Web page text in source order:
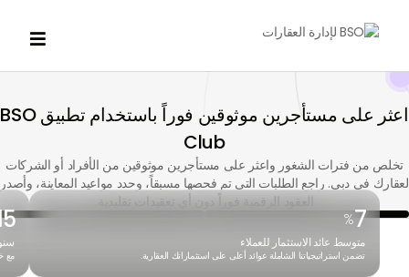

اعثر على مستأجرين موثوقين فوراً باستخدام تطبيق BSO
Club
تخلص من فترات الشغور واعثر على مستأجرين موثوقين من الأفراد أو الشركات
لعقارك في دبي. راجع الطلبات التي تم فحصها مسبقاً، وحدد مواعيد المعاينة، وأصدر
العقود الرقمية فوراً دون أي تعقيدات تقليدية.
7
%
متوسط عائد الاستثمار للعملاء
تضمن استراتيجياتنا الشاملة عوائد أعلى على استثماراتك العقارية. مع